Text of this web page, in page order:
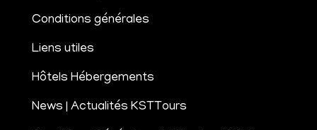
Conditions générales
Liens utiles
Hôtels Hébergements
News | Actualités KSTTours